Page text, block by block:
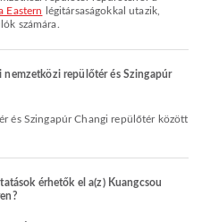
Eastern
légitársaságokkal utazik,
számára.
nemzetközi repülőtér és Szingapúr
érhetők el a(z) Kuangcsou